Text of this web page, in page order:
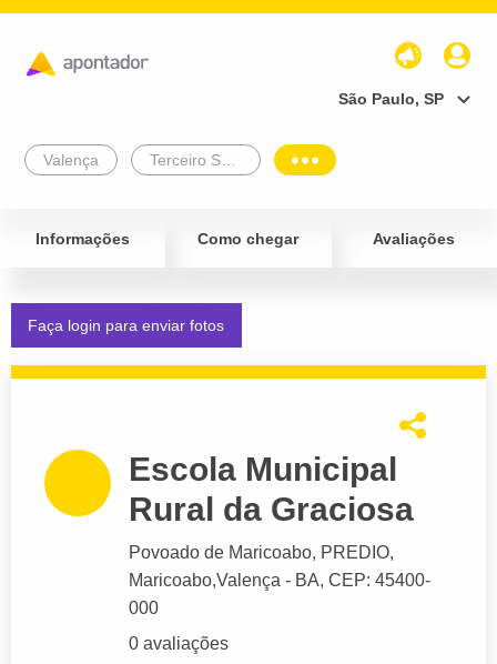
São Paulo, SP
Valença
Informações Como chegar Avaliações
Faça login para enviar fotos
Escola Municipal
Rural da Graciosa
Povoado de Maricoabo, PREDIO,
Maricoabo,Valença - BA, CEP: 45400-
000
0 avaliações